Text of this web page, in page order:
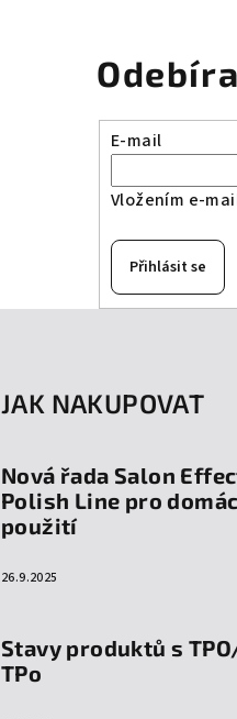
E-mail
Vložením e-
Přihlásit se
JAK NAKUPOVAT
Nová řada Salon
Polish Line pro
použití
26.9.2025
Stavy produktů s
TPo